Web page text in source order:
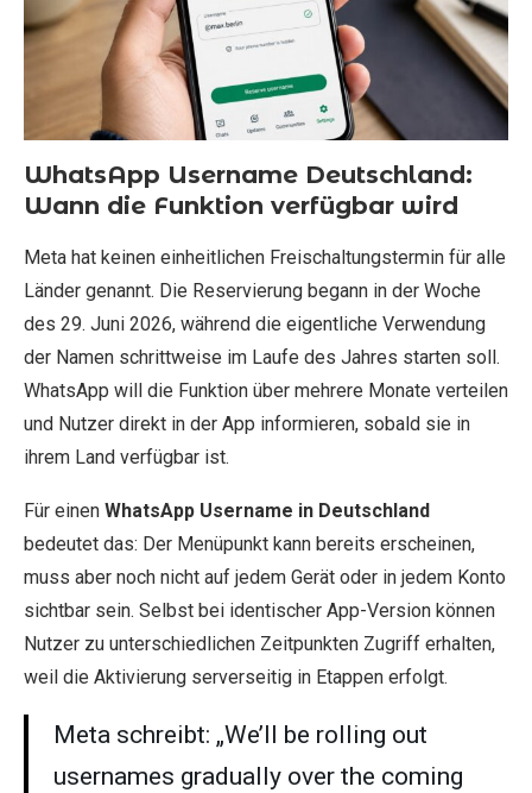
WhatsApp Username Deutschland:
Wann die Funktion verfügbar wird
Meta hat keinen einheitlichen Freischaltungstermin für alle
Länder genannt. Die Reservierung begann in der Woche
des 29. Juni 2026, während die eigentliche Verwendung
der Namen schrittweise im Laufe des Jahres starten soll.
WhatsApp will die Funktion über mehrere Monate verteilen
und Nutzer direkt in der App informieren, sobald sie in
ihrem Land verfügbar ist.
Für einen WhatsApp Username in Deutschland
bedeutet das: Der Menüpunkt kann bereits erscheinen,
muss aber noch nicht auf jedem Gerät oder in jedem Konto
sichtbar sein. Selbst bei identischer App-Version können
Nutzer zu unterschiedlichen Zeitpunkten Zugriff erhalten,
weil die Aktivierung serverseitig in Etappen erfolgt.
Meta schreibt: „We’ll be rolling out
usernames gradually over the coming